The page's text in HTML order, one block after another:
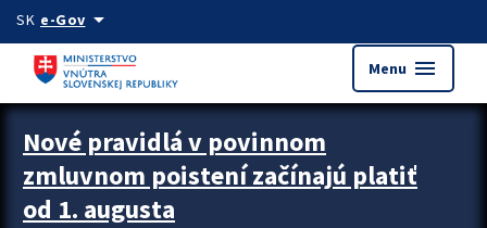
Preskocit na hlavný obsah
SK e-Govarrow_drop_down
Menu menu
Zastavit automatický posun upútavok
Nové pravidlá v povinnom
zmluvnom poistení začínajú platiť
od 1. augusta